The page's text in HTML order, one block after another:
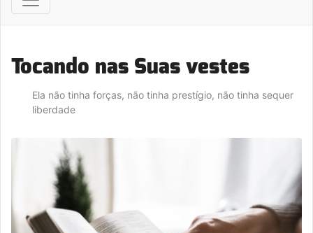
Tocando nas Suas vestes
Ela não tinha forças, não tinha prestígio, não tinha sequer
liberdade